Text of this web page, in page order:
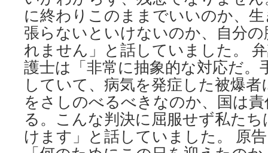
に終わりこのままでいいのか、
張らないといけないのか、自分
れません」と話していました。
護士は「非常に抽象的な対応だ。
していて、病気を発症した被爆
をさしのべるべきなのか、国は
る。こんな判決に屈服せず私た
けます」と話していました。 原